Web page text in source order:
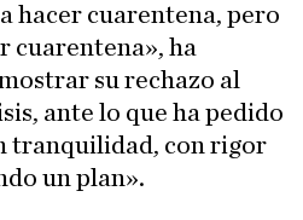
hacer cuarentena, pero
cuarentena», ha
su rechazo al
ante lo que ha pedido
tranquilidad, con rigor
un plan».